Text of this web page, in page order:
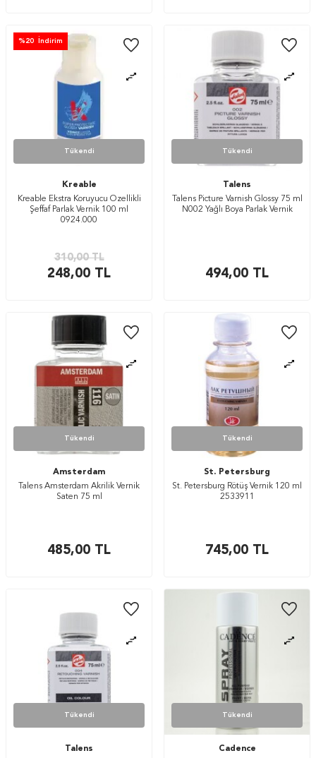
% 20 İndirim
Tükendi
Kreable
Kreable Ekstra Koruyucu Özellikli
Şeffaf Parlak Vernik 100 ml
0924.000
310,00TL
248,00 TL
Tükendi
Talens
Talens Picture Varnish Glossy 75 ml
N002 Yağlı Boya Parlak Vernik
494,00 TL
Tükendi
Amsterdam
Talens Amsterdam Akrilik Vernik
Saten 75 ml
485,00 TL
Tükendi
St. Petersburg
St. Petersburg Rötüş Vernik 120 ml
2533911
745,00 TL
Tükendi
Talens
Tükendi
Cadence